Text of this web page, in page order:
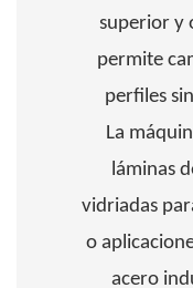
superior y
permite
perfiles
La
láminas
vidriadas
o
acero